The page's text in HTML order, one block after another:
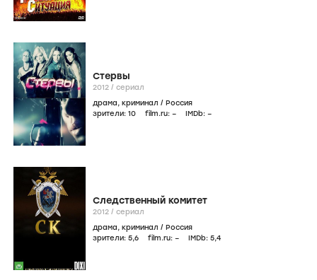
Стервы
2012 / сериал
драма, криминал / Россия
зрители: 10 film.ru: – IMDb: –
Следственный комитет
2012 / сериал
драма, криминал / Россия
зрители: 5,6 film.ru: – IMDb: 5,4